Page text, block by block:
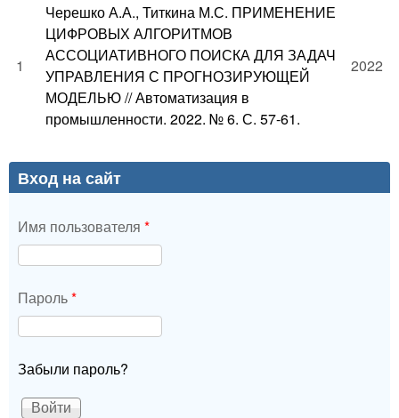
1
Черешко А.А., Титкина М.С. ПРИМЕНЕНИЕ
ЦИФРОВЫХ АЛГОРИТМОВ
АССОЦИАТИВНОГО ПОИСКА ДЛЯ ЗАДАЧ
УПРАВЛЕНИЯ С ПРОГНОЗИРУЮЩЕЙ
МОДЕЛЬЮ // Автоматизация в
промышленности. 2022. № 6. С. 57-61.
2022
Вход на сайт
Имя пользователя *
Пароль*
Забыли пароль?